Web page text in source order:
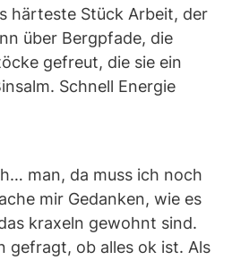
härteste Stück Arbeit, der
über Bergpfade, die
gefreut, die sie ein
Schnell Energie
man, da muss ich noch
mir Gedanken, wie es
kraxeln gewohnt sind.
gefragt, ob alles ok ist. Als